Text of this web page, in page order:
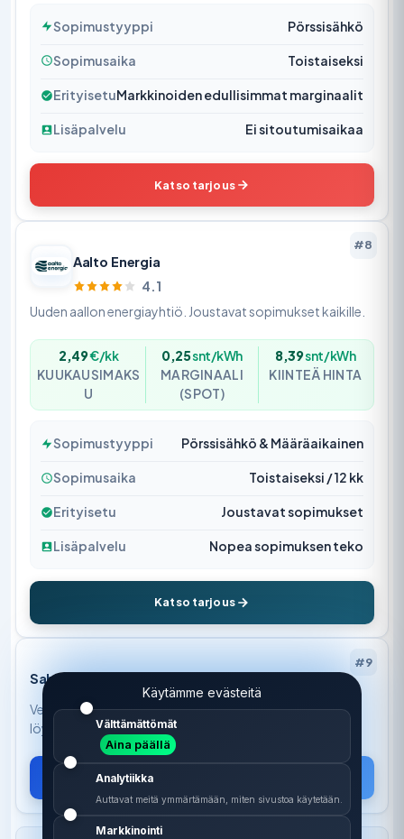
Sopimustyyppi Pörssisähkö
Sopimusaika Toistaiseksi
ErityisetuMarkkinoiden edullisimmat marginaalit
Lisäpalvelu Ei sitoutumisaikaa
Katso tarjous
#8
Aalto Energia
4.1
Uuden aallon energiayhtiö. Joustavat sopimukset kaikille.
2,49€/kk
KUUKAUSIMAKS
U
0,25snt/kWh
MARGINAALI
(SPOT)
8,39snt/kWh
KIINTEÄ HINTA
Sopimustyyppi Pörssisähkö & Määräaikainen
Sopimusaika Toistaiseksi / 12 kk
Erityisetu Joustavat sopimukset
Lisäpalvelu Nopea sopimuksen teko
Katso tarjous
#9
Sahkovertailu.fi
Vertaile kymmeniä sähkösopimuksia yhdellä kertaa ja
löydä juuri sinulle sopiva vaihtoehto.
Vertaa sopimuksia
Käytämme evästeitä
Välttämättömät
Aina päällä
Analytiikka
Auttavat meitä ymmärtämään, miten sivustoa käytetään.
Markkinointi